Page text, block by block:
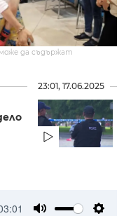
да съдържат
23:01, 17.06.2025